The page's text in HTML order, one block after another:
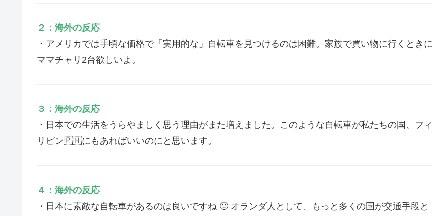
２：海外の反応
・アメリカでは手頃な価格で「実用的な」自転車を見つけるのは困難。家族で買い物に行くときに
ママチャリ2台欲しいよ。
３：海外の反応
・日本での生活をうらやましく思う理由がまた増えました。このような自転車が私たちの国、フィ
リピン🇵🇭にもあればいいのにと思います。
４：海外の反応
・日本に素敵な自転車があるのは良いですね 🙂 オランダ人として、もっと多くの国が交通手段と